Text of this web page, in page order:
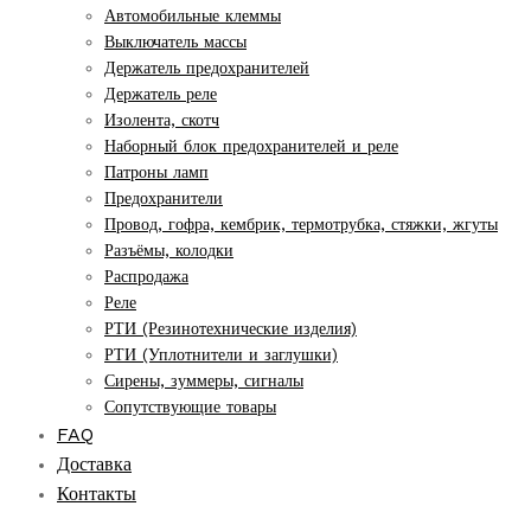
Автомобильные клеммы
Выключатель массы
Держатель предохранителей
Держатель реле
Изолента, скотч
Наборный блок предохранителей и реле
Патроны ламп
Предохранители
Провод, гофра, кембрик, термотрубка, стяжки, жгуты
Разъёмы, колодки
Распродажа
Реле
РТИ (Резинотехнические изделия)
РТИ (Уплотнители и заглушки)
Сирены, зуммеры, сигналы
Сопутствующие товары
FAQ
Доставка
Контакты